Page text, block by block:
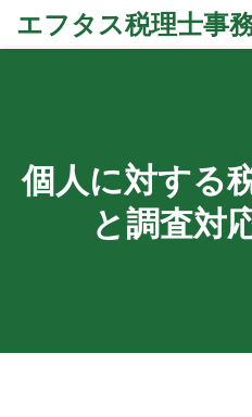
エフタス税理士事
個人に対する
と調査対